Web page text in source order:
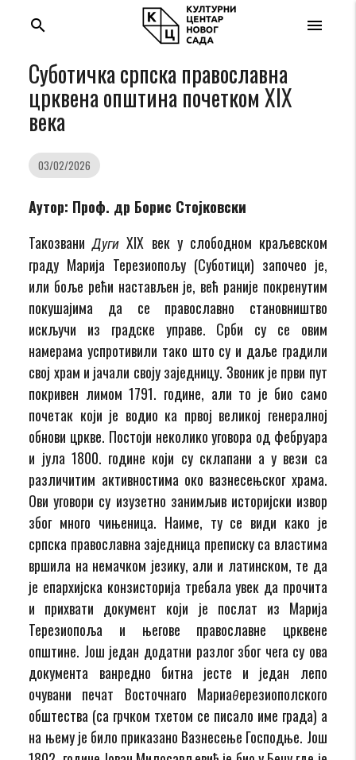
menu
search
Суботичка српска православна
црквена општина почетком XIX
века
03/02/2026
Аутор: Проф. др Борис Стојковски
ТакозваниДуги XIX век у слободном краљевском
граду Марија Терезиопољу (Суботици) започео је,
или боље рећи настављен је, већ раније покренутим
покушајима да се православно становништво
искључи из градске управе. Срби су се овим
намерама успротивили тако што су и даље градили
свој храм и јачали своју заједницу. Звоник је први пут
покривен лимом 1791. године, али то је био само
почетак који је водио ка првој великој генералној
обнови цркве. Постоји неколико уговора од фебруара
и јула 1800. године који су склапани а у вези са
различитим активностима око вазнесењског храма.
Ови уговори су изузетно занимљив историјски извор
због много чињеница. Наиме, ту се види како је
српска православна заједница преписку са властима
вршила на немачком језику, али и латинском, те да
је епархијска конзисторија требала увек да прочита
и прихвати документ који је послат из Марија
Терезиопоља и његове православне црквене
општине. Још један додатни разлог због чега су ова
документа ванредно битна јесте и један лепо
очувани печат Восточнаго Мариаθерезиополского
обштества (са грчком тхетом се писало име града) а
на њему је било приказано Вазнесење Господње. Још